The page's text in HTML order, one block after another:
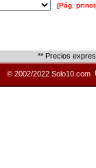
[Pág.
** Precios
© 2002/2022 Solo10.com